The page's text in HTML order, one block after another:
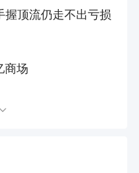
顶流仍走不出亏损
商场